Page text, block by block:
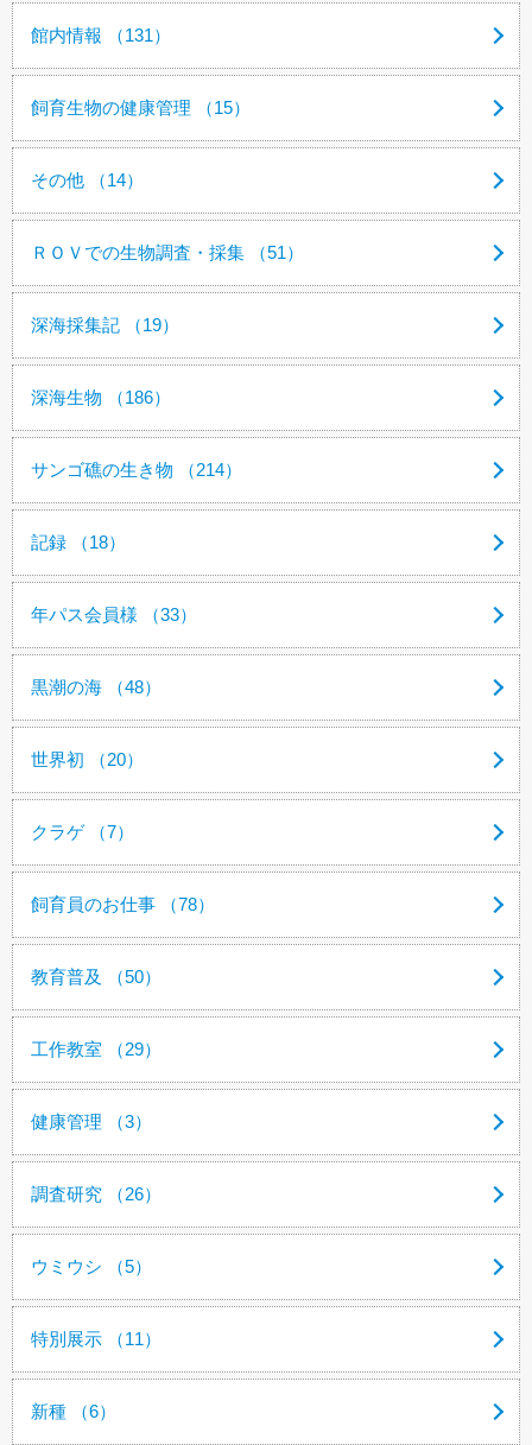
館内情報 （131）
飼育生物の健康管理 （15）
その他 （14）
ＲＯＶでの生物調査・採集 （51）
深海採集記 （19）
深海生物 （186）
サンゴ礁の生き物 （214）
記録 （18）
年パス会員様 （33）
黒潮の海 （48）
世界初 （20）
クラゲ （7）
飼育員のお仕事 （78）
教育普及 （50）
工作教室 （29）
健康管理 （3）
調査研究 （26）
ウミウシ （5）
特別展示 （11）
新種 （6）